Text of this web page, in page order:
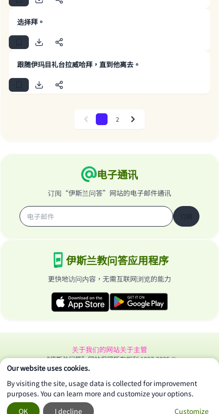
选择拜。
跟随伊玛目礼台拉威哈拜，直到他离去。
Previous 2 Next
电子通讯
订阅“伊斯兰问答”网站的电子邮件通讯
伊斯兰教问答应用程序
更快地访问内容，无需互联网浏览的能力
关于我们的网站关于主管
“伊斯兰问答”网站保留所有权利 1997-2025 ©
Our website uses cookies.
By visiting the site, usage data is collected for improvement
purposes. You can learn more and customize your options.
Customize
I decline
OK